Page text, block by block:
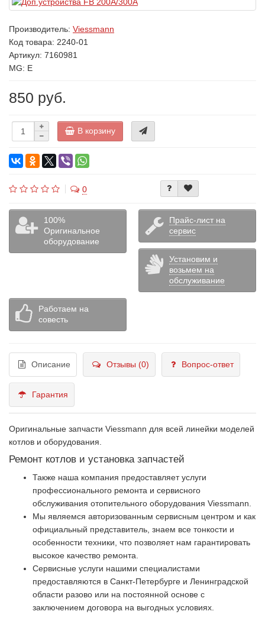
Производитель: Viessmann
Код товара: 2240-01
Артикул: 7160981
MG: E
850 руб.
В корзину
0
100%
Оригинальное
оборудование
Прайс-лист на
сервис
Установим и
возьмем на
обслуживание
Работаем на
совесть
Описание Отзывы (0) Вопрос-ответ
Гарантия
Оригинальные запчасти Viessmann для всей линейки моделей
котлов и оборудования.
Ремонт котлов и установка запчастей
Также наша компания предоставляет услуги
профессионального ремонта и сервисного
обслуживания отопительного оборудования Viessmann.
Мы являемся авторизованным сервисным центром и как
официальный представитель, знаем все тонкости и
особенности техники, что позволяет нам гарантировать
высокое качество ремонта.
Сервисные услуги нашими специалистами
предоставляются в Санкт-Петербурге и Ленинградской
области разово или на постоянной основе с
заключением договора на выгодных условиях.